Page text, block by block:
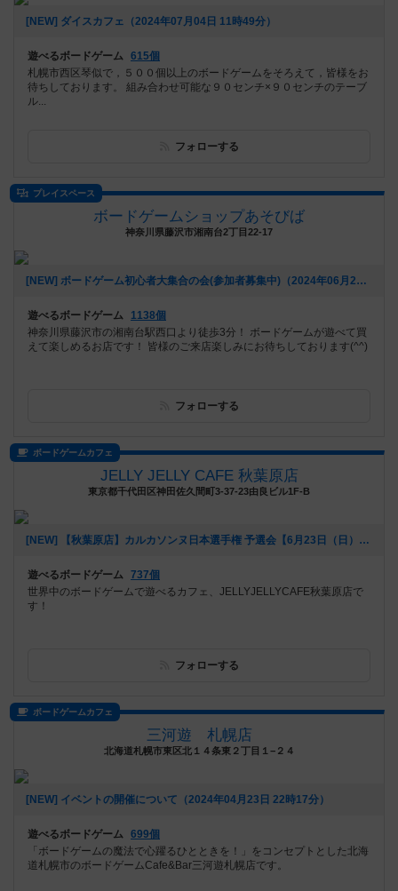
[NEW] ダイスカフェ（2024年07月04日 11時49分）
遊べるボードゲーム 615個
札幌市西区琴似で，５００個以上のボードゲームをそろえて，皆様をお
待ちしております。 組み合わせ可能な９０センチ×９０センチのテーブ
ル...
フォローする
プレイスペース
ボードゲームショップあそびば
神奈川県藤沢市湘南台2丁目22-17
[NEW] ボードゲーム初心者大集合の会(参加者募集中)（2024年06月21日 09時28分）
遊べるボードゲーム
1138個
神奈川県藤沢市の湘南台駅西口より徒歩3分！ ボードゲームが遊べて買
えて楽しめるお店です！ 皆様のご来店楽しみにお待ちしております(^^)
フォローする
ボードゲームカフェ
JELLY JELLY CAFE 秋葉原店
東京都千代田区神田佐久間町3-37-23由良ビル1F-B
[NEW] 【秋葉原店】カルカソンヌ日本選手権 予選会【6月23日（日）】（2024年05月15日 15時55分）
遊べるボードゲーム 737個
世界中のボードゲームで遊べるカフェ、JELLYJELLYCAFE秋葉原店で
す！
フォローする
ボードゲームカフェ
三河遊 札幌店
北海道札幌市東区北１４条東２丁目１−２４
[NEW] イベントの開催について（2024年04月23日 22時17分）
遊べるボードゲーム 699個
「ボードゲームの魔法で心躍るひとときを！」をコンセプトとした北海
道札幌市のボードゲームCafe&Bar三河遊札幌店です。